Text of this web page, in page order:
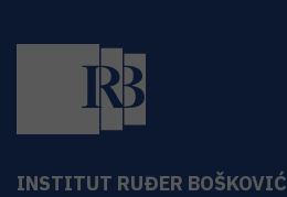
INSTITUT RUĐER BOŠKOVIĆ